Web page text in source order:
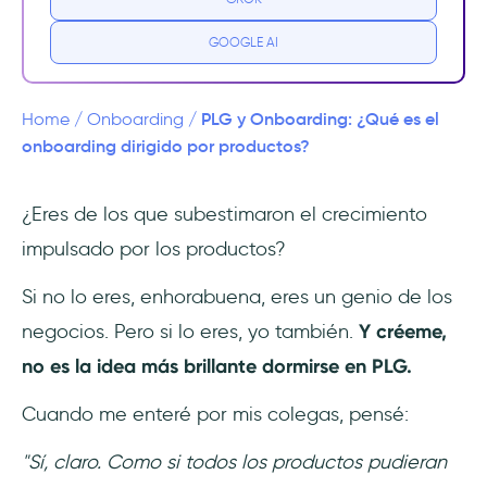
3 ejemplos de grandes estrategias de
onboarding dirigido por productos
1- Grammarly
3- Ghostwriter.ai
por el producto?
1- Crear un equipo de onboarding
2- Comprender el resultado deseado por los
GOOGLE AI
Home / Onboarding / PLG y Onboarding: ¿Qué es el
onboarding dirigido por productos?
¿Eres de los que subestimaron el crecimiento
impulsado por los productos?
Si no lo eres, enhorabuena, eres un genio de los
negocios. Pero si lo eres, yo también. Y créeme,
no es la idea más brillante dormirse en PLG.
Cuando me enteré por mis colegas, pensé:
"Sí, claro. Como si todos los productos pudieran